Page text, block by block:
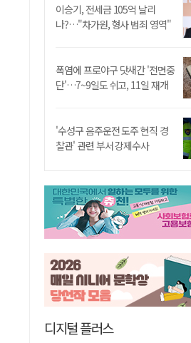
이승기, 전세금 105억 날리
나?…"차가원, 형사 범죄 영역"
폭염에 프로야구 닷새간 '전면중
단'…7~9일도 쉬고, 11일 재개
'수성구 음주운전 도주 현직 경
찰관' 관련 부서 강제수사
디지털 플러스